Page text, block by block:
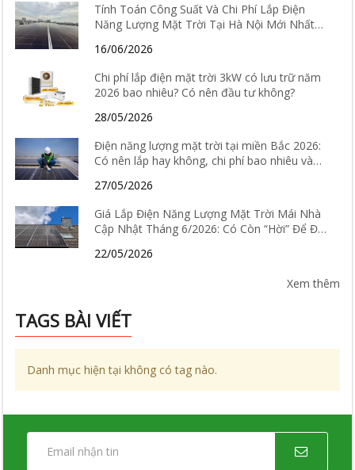
Tính Toán Công Suất Và Chi Phí Lắp Điện
Năng Lượng Mặt Trời Tại Hà Nội Mới Nhất
16/06/2026
Chi phí lắp điện mặt trời 3kW có lưu trữ năm
2026 bao nhiêu? Có nên đầu tư không?
28/05/2026
Điện năng lượng mặt trời tại miền Bắc 2026:
Có nên lắp hay không, chi phí bao nhiêu và
27/05/2026
Giá Lắp Điện Năng Lượng Mặt Trời Mái Nhà
Cập Nhật Tháng 6/2026: Có Còn “Hời” Để Đầu
22/05/2026
Xem thêm
TAGS BÀI VIẾT
Danh mục hiện tại không có tag nào.